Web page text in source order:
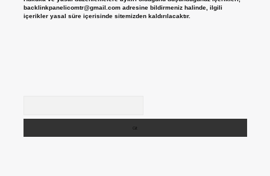
backlinkpanelicomtr@gmail.comadresine bildirmeniz halinde, ilgili
içerikler yasal süre içerisinde sitemizden kaldırılacaktır.